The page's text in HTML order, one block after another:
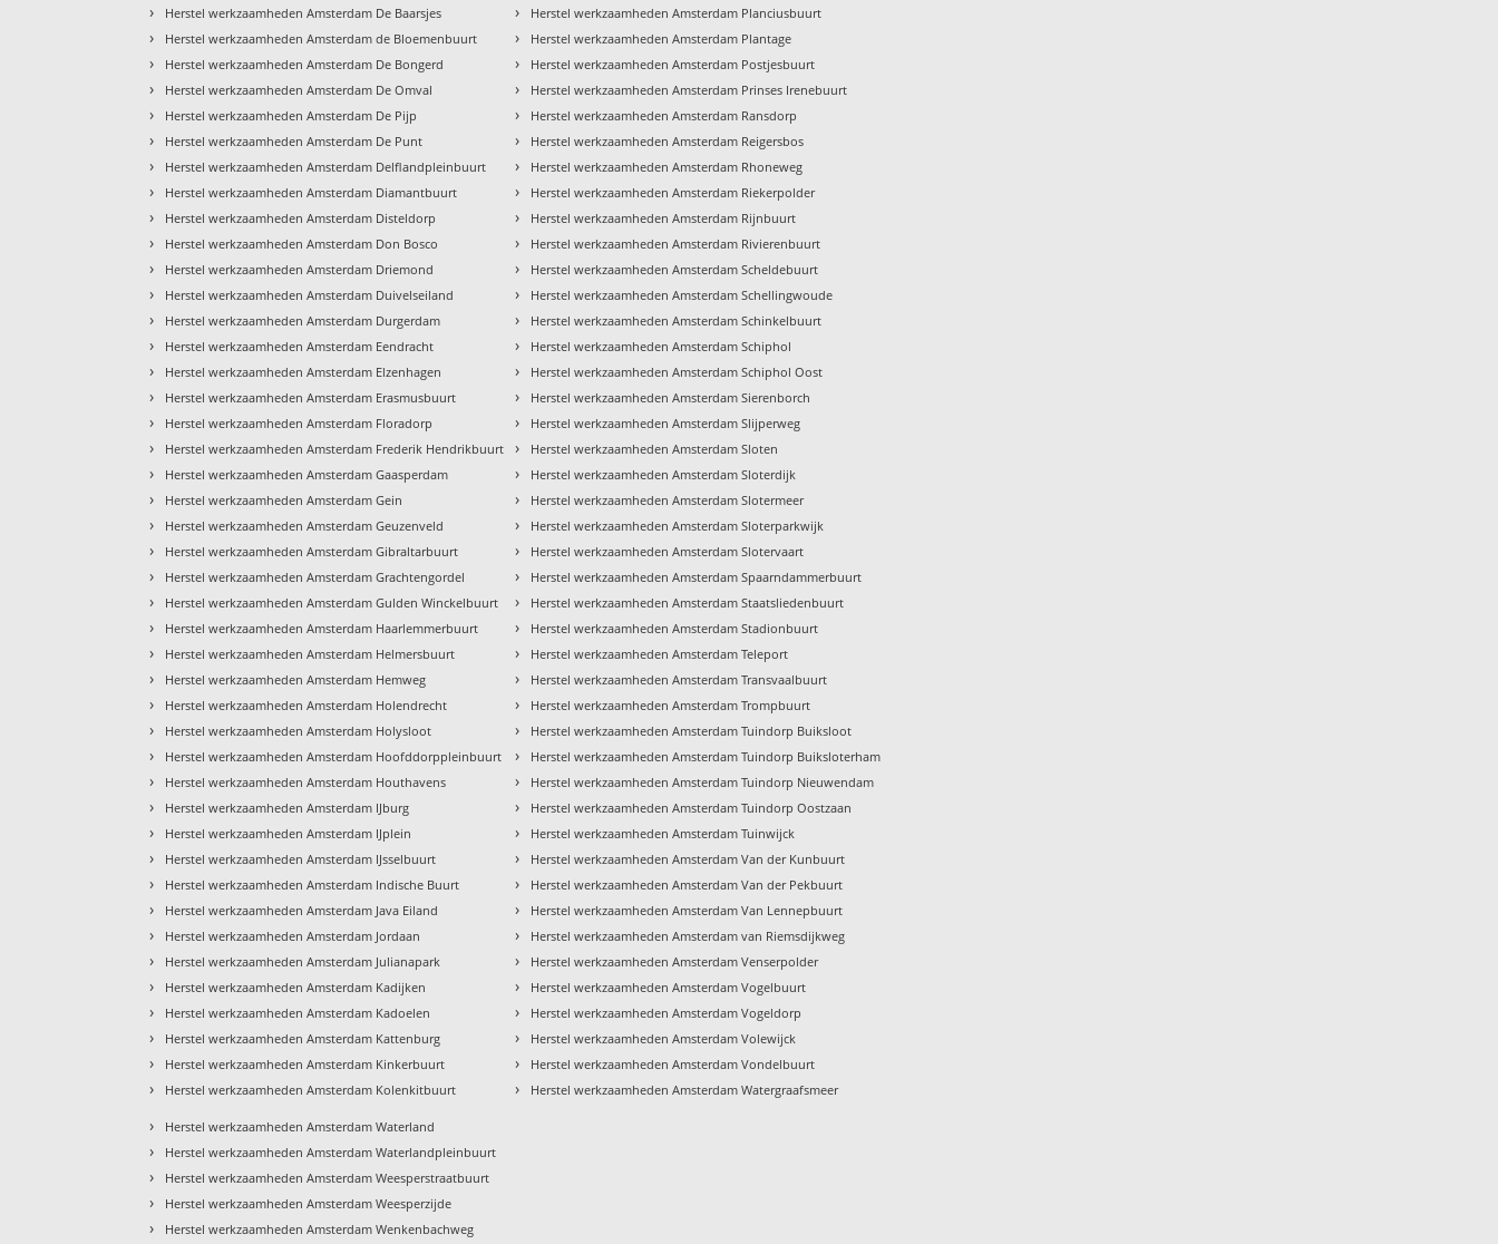
› Herstel werkzaamheden Amsterdam De Baarsjes
› Herstel werkzaamheden Amsterdam de Bloemenbuurt
› Herstel werkzaamheden Amsterdam De Bongerd
› Herstel werkzaamheden Amsterdam De Omval
› Herstel werkzaamheden Amsterdam De Pijp
› Herstel werkzaamheden Amsterdam De Punt
› Herstel werkzaamheden Amsterdam Delflandpleinbuurt
› Herstel werkzaamheden Amsterdam Diamantbuurt
› Herstel werkzaamheden Amsterdam Disteldorp
› Herstel werkzaamheden Amsterdam Don Bosco
› Herstel werkzaamheden Amsterdam Driemond
› Herstel werkzaamheden Amsterdam Duivelseiland
› Herstel werkzaamheden Amsterdam Durgerdam
› Herstel werkzaamheden Amsterdam Eendracht
› Herstel werkzaamheden Amsterdam Elzenhagen
› Herstel werkzaamheden Amsterdam Erasmusbuurt
› Herstel werkzaamheden Amsterdam Floradorp
› Herstel werkzaamheden Amsterdam Frederik Hendrikbuurt
› Herstel werkzaamheden Amsterdam Gaasperdam
› Herstel werkzaamheden Amsterdam Gein
› Herstel werkzaamheden Amsterdam Geuzenveld
› Herstel werkzaamheden Amsterdam Gibraltarbuurt
› Herstel werkzaamheden Amsterdam Grachtengordel
› Herstel werkzaamheden Amsterdam Gulden Winckelbuurt
› Herstel werkzaamheden Amsterdam Haarlemmerbuurt
› Herstel werkzaamheden Amsterdam Helmersbuurt
› Herstel werkzaamheden Amsterdam Hemweg
› Herstel werkzaamheden Amsterdam Holendrecht
› Herstel werkzaamheden Amsterdam Holysloot
› Herstel werkzaamheden Amsterdam Hoofddorppleinbuurt
› Herstel werkzaamheden Amsterdam Houthavens
› Herstel werkzaamheden Amsterdam IJburg
› Herstel werkzaamheden Amsterdam IJplein
› Herstel werkzaamheden Amsterdam IJsselbuurt
› Herstel werkzaamheden Amsterdam Indische Buurt
› Herstel werkzaamheden Amsterdam Java Eiland
› Herstel werkzaamheden Amsterdam Jordaan
› Herstel werkzaamheden Amsterdam Julianapark
› Herstel werkzaamheden Amsterdam Kadijken
› Herstel werkzaamheden Amsterdam Kadoelen
› Herstel werkzaamheden Amsterdam Kattenburg
› Herstel werkzaamheden Amsterdam Kinkerbuurt
› Herstel werkzaamheden Amsterdam Kolenkitbuurt
› Herstel werkzaamheden Amsterdam Planciusbuurt
› Herstel werkzaamheden Amsterdam Plantage
› Herstel werkzaamheden Amsterdam Postjesbuurt
› Herstel werkzaamheden Amsterdam Prinses Irenebuurt
› Herstel werkzaamheden Amsterdam Ransdorp
› Herstel werkzaamheden Amsterdam Reigersbos
› Herstel werkzaamheden Amsterdam Rhoneweg
› Herstel werkzaamheden Amsterdam Riekerpolder
› Herstel werkzaamheden Amsterdam Rijnbuurt
› Herstel werkzaamheden Amsterdam Rivierenbuurt
› Herstel werkzaamheden Amsterdam Scheldebuurt
› Herstel werkzaamheden Amsterdam Schellingwoude
› Herstel werkzaamheden Amsterdam Schinkelbuurt
› Herstel werkzaamheden Amsterdam Schiphol
› Herstel werkzaamheden Amsterdam Schiphol Oost
› Herstel werkzaamheden Amsterdam Sierenborch
› Herstel werkzaamheden Amsterdam Slijperweg
› Herstel werkzaamheden Amsterdam Sloten
› Herstel werkzaamheden Amsterdam Sloterdijk
› Herstel werkzaamheden Amsterdam Slotermeer
› Herstel werkzaamheden Amsterdam Sloterparkwijk
› Herstel werkzaamheden Amsterdam Slotervaart
› Herstel werkzaamheden Amsterdam Spaarndammerbuurt
› Herstel werkzaamheden Amsterdam Staatsliedenbuurt
› Herstel werkzaamheden Amsterdam Stadionbuurt
› Herstel werkzaamheden Amsterdam Teleport
› Herstel werkzaamheden Amsterdam Transvaalbuurt
› Herstel werkzaamheden Amsterdam Trompbuurt
› Herstel werkzaamheden Amsterdam Tuindorp Buiksloot
› Herstel werkzaamheden Amsterdam Tuindorp Buiksloterham
› Herstel werkzaamheden Amsterdam Tuindorp Nieuwendam
› Herstel werkzaamheden Amsterdam Tuindorp Oostzaan
› Herstel werkzaamheden Amsterdam Tuinwijck
› Herstel werkzaamheden Amsterdam Van der Kunbuurt
› Herstel werkzaamheden Amsterdam Van der Pekbuurt
› Herstel werkzaamheden Amsterdam Van Lennepbuurt
› Herstel werkzaamheden Amsterdam van Riemsdijkweg
› Herstel werkzaamheden Amsterdam Venserpolder
› Herstel werkzaamheden Amsterdam Vogelbuurt
› Herstel werkzaamheden Amsterdam Vogeldorp
› Herstel werkzaamheden Amsterdam Volewijck
› Herstel werkzaamheden Amsterdam Vondelbuurt
› Herstel werkzaamheden Amsterdam Watergraafsmeer
› Herstel werkzaamheden Amsterdam Waterland
› Herstel werkzaamheden Amsterdam Waterlandpleinbuurt
› Herstel werkzaamheden Amsterdam Weesperstraatbuurt
› Herstel werkzaamheden Amsterdam Weesperzijde
› Herstel werkzaamheden Amsterdam Wenkenbachweg